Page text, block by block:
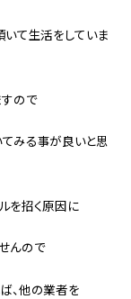
いて生活をしていま
すので
みる事が良いと思
を招く原因に
んので
、他の業者を